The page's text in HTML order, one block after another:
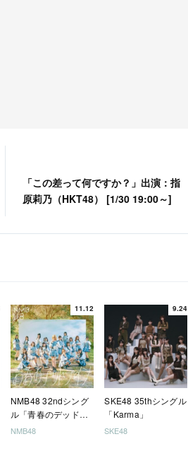
「この差って何ですか？」出演：指
原莉乃（HKT48） [1/30 19:00～]
11.12
NMB48 32ndシング
ル「青春のデッドラ
イン」
NMB48
9.24
SKE48 35thシングル
「Karma」
SKE48